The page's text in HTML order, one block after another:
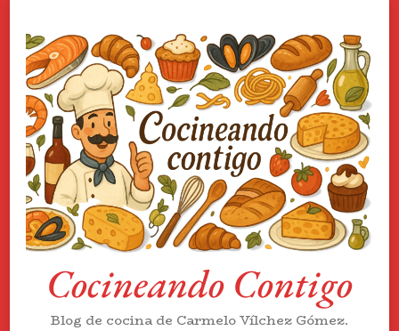
Cocineando Contigo
Blog de cocina de Carmelo Vílchez Gómez.